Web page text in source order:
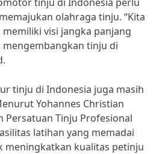
olahraga tinju. “Kita
visi jangka panjang
tinju di
tinju di Indonesia juga masih
Yohannes Christian
Persatuan Tinju Profesional
latihan yang memadai
meningkatkan kualitas petinju